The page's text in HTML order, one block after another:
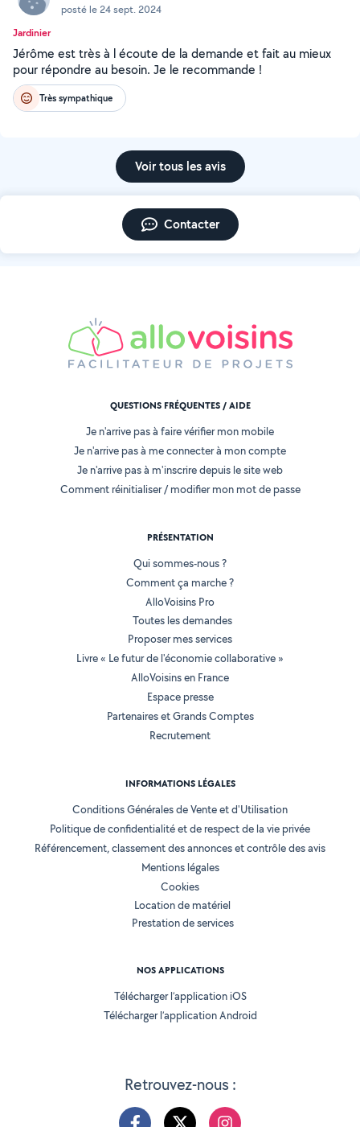
posté le 24 sept. 2024
Jardinier
Jérôme est très à l écoute de la demande et fait au mieux
pour répondre au besoin. Je le recommande !
Très sympathique
Voir tous les avis
Contacter
Retrouvez-nous :
QUESTIONS FRÉQUENTES / AIDE
Je n'arrive pas à faire vérifier mon mobile
Je n'arrive pas à me connecter à mon compte
Je n'arrive pas à m'inscrire depuis le site web
Comment réinitialiser / modifier mon mot de passe
PRÉSENTATION
Qui sommes-nous ?
Comment ça marche ?
AlloVoisins Pro
Toutes les demandes
Proposer mes services
Livre « Le futur de l'économie collaborative »
AlloVoisins en France
Espace presse
Partenaires et Grands Comptes
Recrutement
INFORMATIONS LÉGALES
Conditions Générales de Vente et d'Utilisation
Politique de confidentialité et de respect de la vie privée
Référencement, classement des annonces et contrôle des avis
Mentions légales
Cookies
Location de matériel
Prestation de services
NOS APPLICATIONS
Télécharger l’application iOS
Télécharger l’application Android